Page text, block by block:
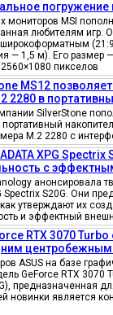
погружение
мониторов MSI
любителям игр.
— 1,5 м). Его размер
пикселов
MS12 позволяет
2280 в
SilverStone
M.2 2280 с
XPG Spectrix
с
анонсировала
Spectrix S20G. Они
утверждают их
и эффектный
RTX 3070
центробежным
ASUS на базе
GeForce RTX 3070
предназначенная
новинки является